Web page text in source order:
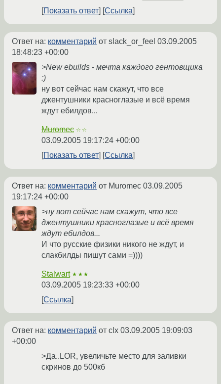
Показать ответ Ссылка
Ответ на: комментарий от slack_or_feel 03.09.2005
18:48:23 +00:00
>New ebuilds - мечта каждого гентовщика
:)
ну вот сейчас нам скажут, что все
джентушники красноглазые и всё время
ждут ебилдов...
Muromec ☆☆
03.09.2005 19:17:24 +00:00
Показать ответ
Ссылка
Ответ на: комментарий от Muromec 03.09.2005
19:17:24 +00:00
>ну вот сейчас нам скажут, что все
джентушники красноглазые и всё время
ждут ебилдов...
И что русские физики никого не ждут, и
слакбилды пишут сами =))))
Stalwart ★★★
03.09.2005 19:23:33 +00:00
Ссылка
Ответ на: комментарий от clx 03.09.2005 19:09:03
+00:00
>Да..LOR, увеличьте место для заливки
скринов до 500кб